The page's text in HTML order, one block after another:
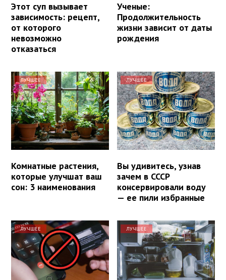
Этот суп вызывает
зависимость: рецепт,
от которого
невозможно
отказаться
Ученые:
Продолжительность
жизни зависит от даты
рождения
ЛУЧШЕЕ
Комнатные растения,
которые улучшат ваш
сон: 3 наименования
ЛУЧШЕЕ
Вы удивитесь, узнав
зачем в СССР
консервировали воду
— ее пили избранные
ЛУЧШЕЕ ЛУЧШЕЕ